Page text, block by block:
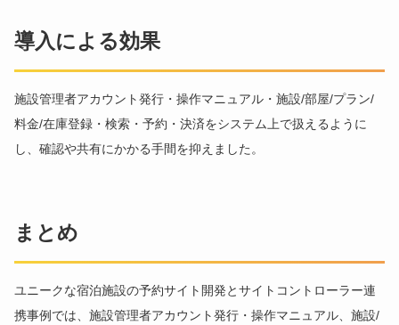
導入による効果
施設管理者アカウント発行・操作マニュアル・施設/部屋/プラン/
料金/在庫登録・検索・予約・決済をシステム上で扱えるように
し、確認や共有にかかる手間を抑えました。
まとめ
ユニークな宿泊施設の予約サイト開発とサイトコントローラー連
携事例では、施設管理者アカウント発行・操作マニュアル、施設/